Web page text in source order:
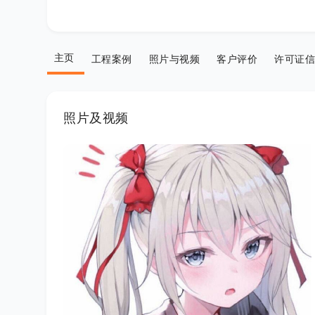
主页 工程案例 照片与视频 客户评价 许可证
照片及视频